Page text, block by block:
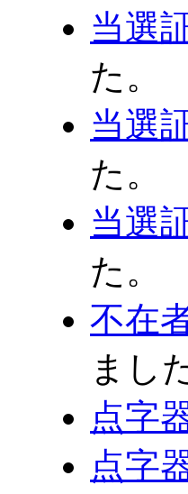
当選
た。
当選
た。
当選
た。
不在
まし
点字
点字